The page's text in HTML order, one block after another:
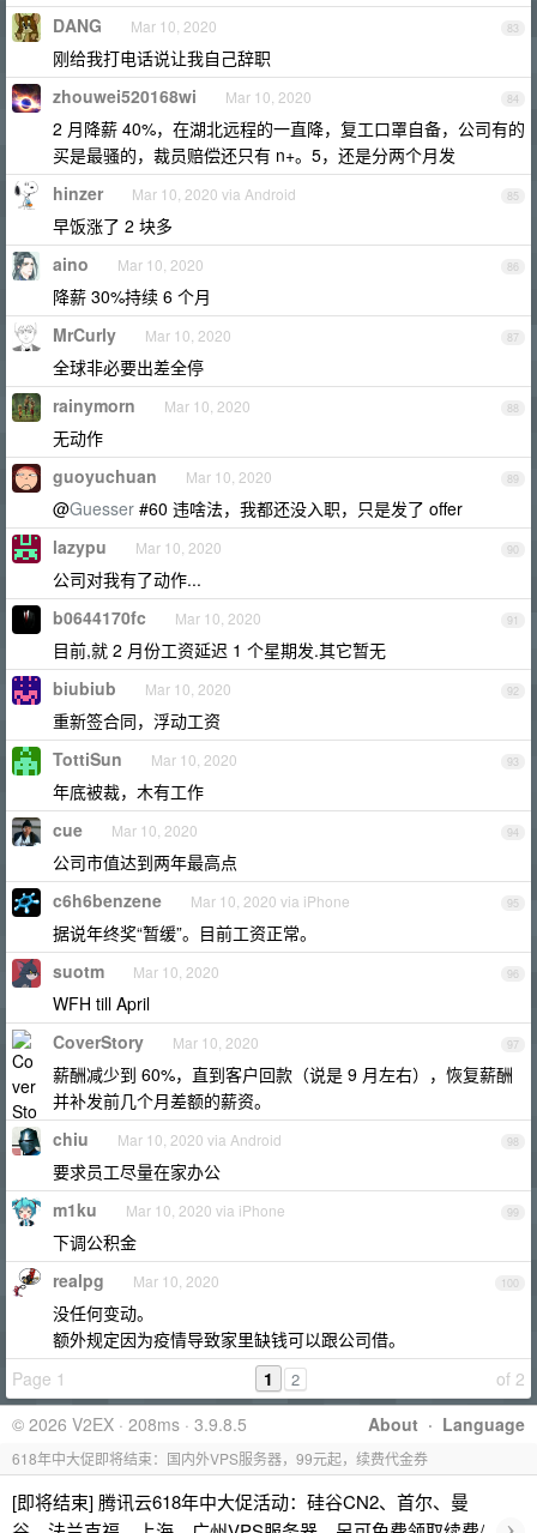
83
DANG Mar 10, 2020
刚给我打电话说让我自己辞职
84
zhouwei520168wi Mar 10, 2020
2 月降薪 40%，在湖北远程的一直降，复工口罩自备，公司有的
买是最骚的，裁员赔偿还只有 n+。5，还是分两个月发
85
hinzer Mar 10, 2020 via Android
早饭涨了 2 块多
86
aino Mar 10, 2020
降薪 30%持续 6 个月
87
MrCurly Mar 10, 2020
全球非必要出差全停
88
rainymorn Mar 10, 2020
无动作
89
guoyuchuan Mar 10, 2020
@Guesser #60 违啥法，我都还没入职，只是发了 offer
90
lazypu Mar 10, 2020
公司对我有了动作...
91
b0644170fc Mar 10, 2020
目前,就 2 月份工资延迟 1 个星期发.其它暂无
92
biubiub Mar 10, 2020
重新签合同，浮动工资
93
TottiSun Mar 10, 2020
年底被裁，木有工作
94
cue Mar 10, 2020
公司市值达到两年最高点
95
c6h6benzene Mar 10, 2020 via iPhone
据说年终奖“暂缓”。目前工资正常。
96
suotm Mar 10, 2020
WFH till April
97
CoverStory Mar 10, 2020
薪酬减少到 60%，直到客户回款（说是 9 月左右），恢复薪酬
并补发前几个月差额的薪资。
98
chiu Mar 10, 2020 via Android
要求员工尽量在家办公
99
m1ku Mar 10, 2020 via iPhone
下调公积金
100
realpg Mar 10, 2020
没任何变动。
额外规定因为疫情导致家里缺钱可以跟公司借。
Page 1
of 2
1 2
About · Language
© 2026 V2EX · 208ms · 3.9.8.5
618年中大促即将结束：国内外VPS服务器，99元起，续费代金券
[即将结束] 腾讯云618年中大促活动：硅谷CN2、首尔、曼